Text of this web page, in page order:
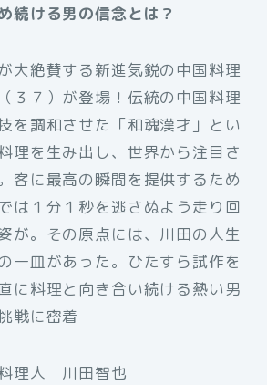
続ける男の信念とは？
大絶賛する新進気鋭の中国料理
３７）が登場！伝統の中国料理
を調和させた「和魂漢才」とい
理を生み出し、世界から注目さ
客に最高の瞬間を提供するため
は１分１秒を逃さぬよう走り回
が。その原点には、川田の人生
一皿があった。ひたすら試作を
に料理と向き合い続ける熱い男
戦に密着
料理人 川田智也